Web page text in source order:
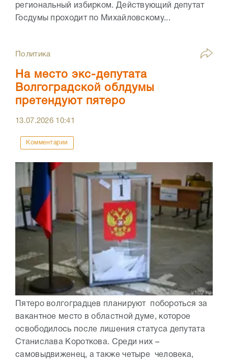
региональный избирком. Действующий депутат
Госдумы проходит по Михайловскому...
Политика
На место экс-депутата
Волгоградской облдумы
претендуют пятеро
13.07.2026 10:41
Комментарии
Пятеро волгоградцев планируют побороться за
вакантное место в областной думе, которое
освободилось после лишения статуса депутата
Станислава Короткова. Среди них –
самовыдвиженец, а также четыре человека,